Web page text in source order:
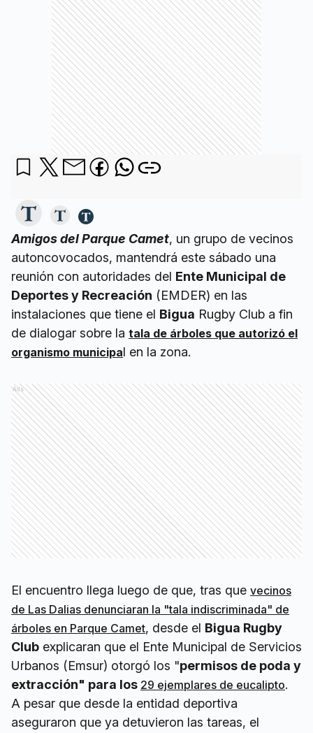
Amigos del Parque Camet, un grupo de vecinos
autoncovocados, mantendrá este sábado una
reunión con autoridades del Ente Municipal de
Deportes y Recreación (EMDER) en las
instalaciones que tiene el Bigua Rugby Club a fin
de dialogar sobre la tala de árboles que autorizó el
organismo municipal en la zona.
Ads
El encuentro llega luego de que, tras que vecinos
de Las Dalias denunciaran la "tala indiscriminada" de
árboles en Parque Camet, desde el Bigua Rugby
Club explicaran que el Ente Municipal de Servicios
Urbanos (Emsur) otorgó los "permisos de poda y
extracción" para los 29 ejemplares de eucalipto.
A pesar que desde la entidad deportiva
aseguraron que ya detuvieron las tareas, el